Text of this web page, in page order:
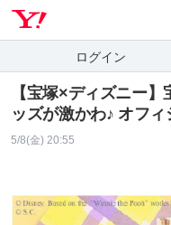
ログイン
【宝塚×ディズニー
ッズが激かわ♪ オフ
5/8(金) 20:55